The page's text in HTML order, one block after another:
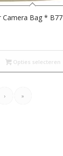
Camera Bag * B77
Opties selecteren
› »